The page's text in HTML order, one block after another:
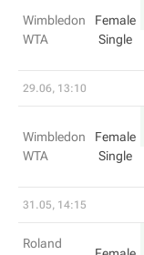
Wimbledon
WTA
Female
Single
29.06, 13:10
Wimbledon
WTA
Female
Single
31.05, 14:15
Roland